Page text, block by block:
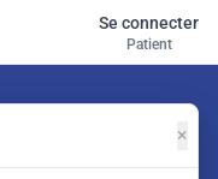
Se connecter
Patient
×